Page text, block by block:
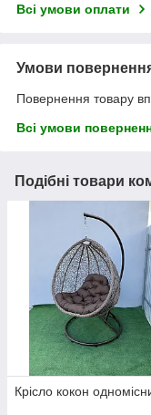
Всі умови оплати
Умови
Повернення товару
Всі умови
Подібні товари
Крісло кокон